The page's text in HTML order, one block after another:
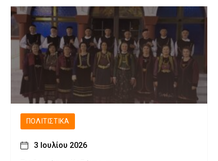
ΠΟΛΙΤΙΣΤΙΚΆ
3 Ιουλίου 2026